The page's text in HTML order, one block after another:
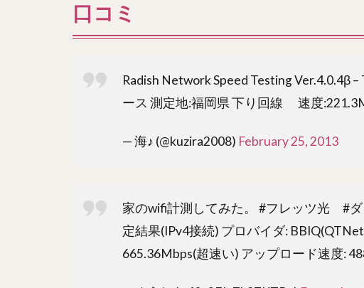
口コミ
Radish Network Speed Testing Ver.4.0.4β
ース 測定地:福岡県 下り回線 速度
— 海♪ (@kuzira2008) February 25, 2013
家のwifi計測してみた。 #フレッツ光 #
定結果(IPv4接続) プロバイダ:
665.36Mbps(超速い) アップロード速度: